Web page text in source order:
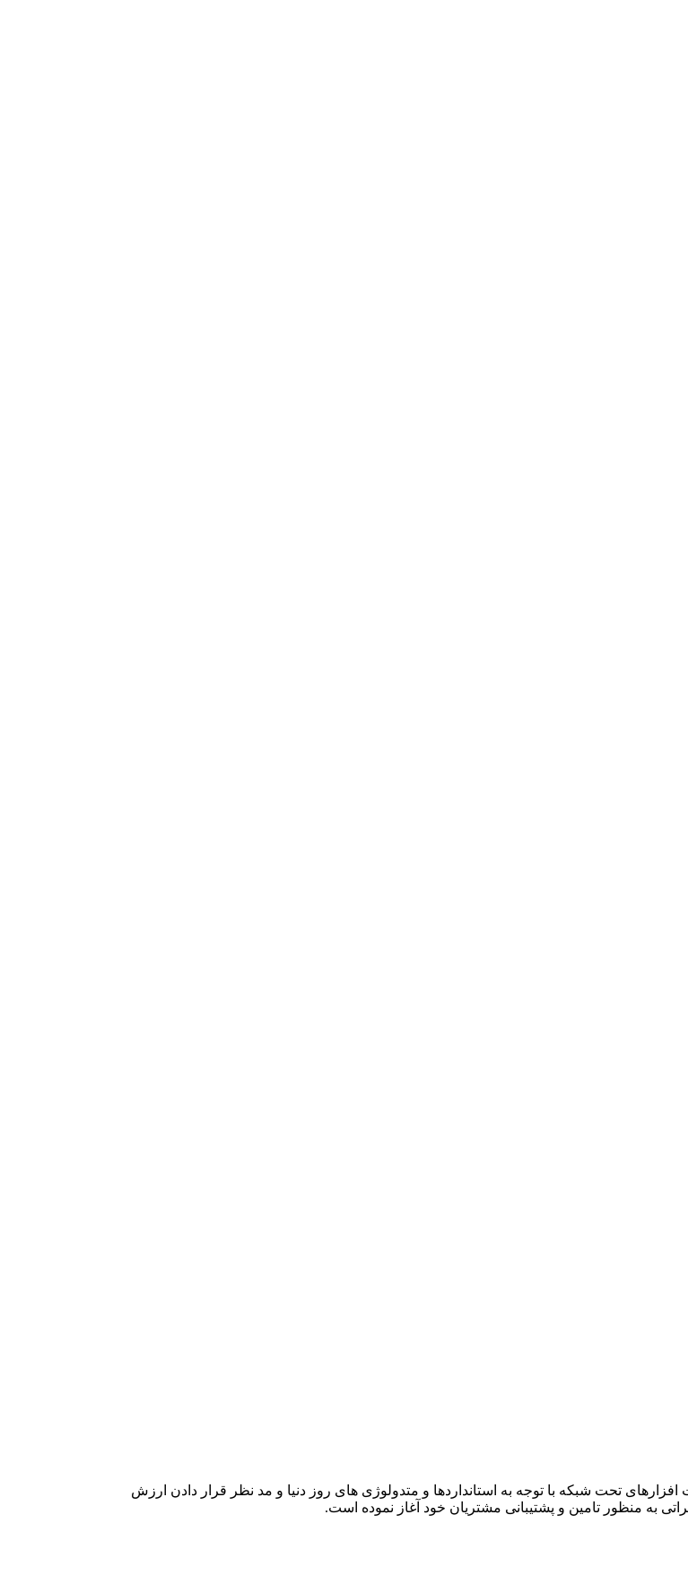
طراحی و توسعه سخت افزارهای تحت شبکه با توجه به استانداردها و متدولوژی های روز دنیا و مد نظر قرار دادن ارزش
به منظور تامین و پشتیبانی مشتریان خود آغاز نموده است.